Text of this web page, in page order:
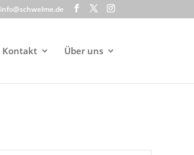
info@schwelme.de
Kontakt Über uns